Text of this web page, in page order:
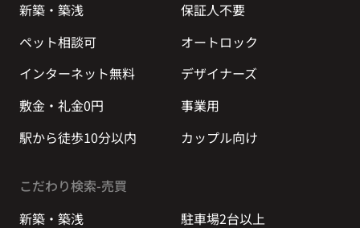
新築・築浅
保証人不要
ペット相談可
オートロック
インターネット無料
デザイナーズ
敷金・礼金0円
事業用
駅から徒歩10分以内
カップル向け
こだわり検索-売買
新築・築浅
駐車場2台以上